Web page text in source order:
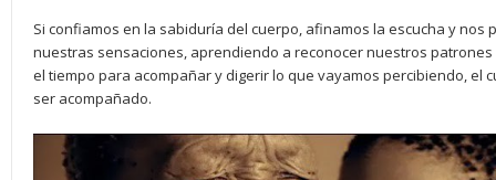
Si confiamos en la sabiduría del cuerpo, afinamos la escucha y nos
nuestras sensaciones, aprendiendo a reconocer nuestros
el tiempo para acompañar y digerir lo que vayamos percibiendo, el
ser acompañado.